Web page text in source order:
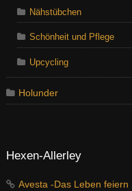
Nähstübchen
Schönheit und Pflege
Upcycling
Holunder
Hexen-Allerley
Avesta -Das Leben feiern